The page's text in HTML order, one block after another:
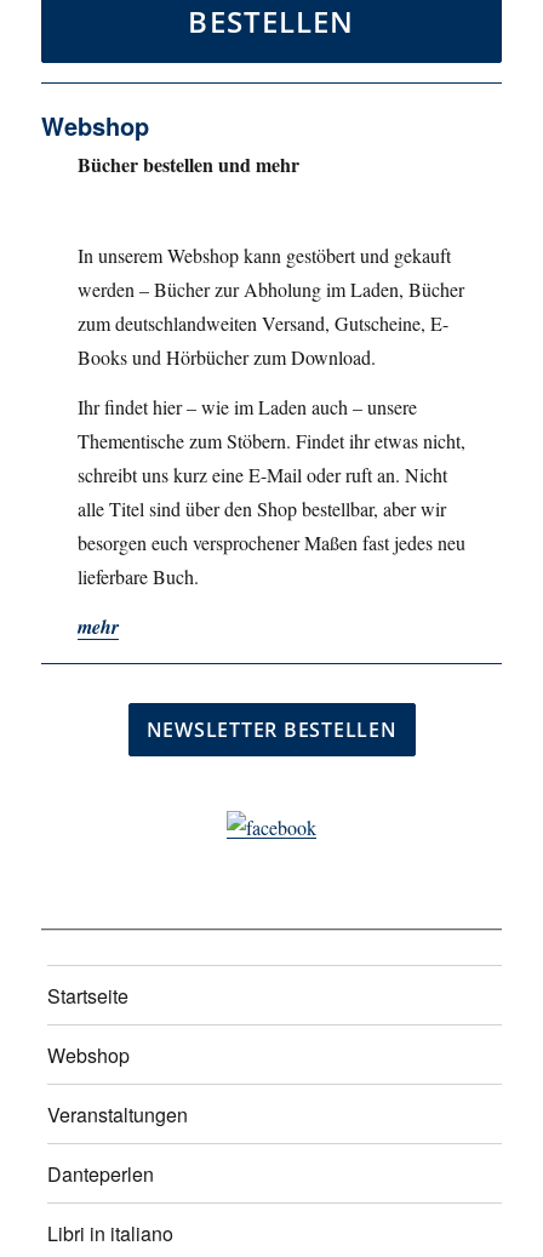
BESTELLEN
Webshop
Bücher bestellen und mehr
In unserem Webshop kann gestöbert und gekauft
werden – Bücher zur Abholung im Laden, Bücher
zum deutschlandweiten Versand, Gutscheine, E-
Books und Hörbücher zum Download.
Ihr findet hier – wie im Laden auch – unsere
Thementische zum Stöbern. Findet ihr etwas nicht,
schreibt uns kurz eine E-Mail oder ruft an. Nicht
alle Titel sind über den Shop bestellbar, aber wir
besorgen euch versprochener Maßen fast jedes neu
lieferbare Buch.
mehr
Startseite
Webshop
Veranstaltungen
Danteperlen
Libri in italiano